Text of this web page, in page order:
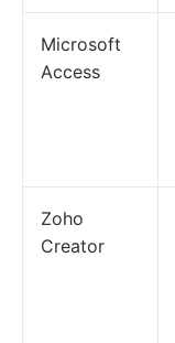
Microsoft
Access
Zoho
Creator